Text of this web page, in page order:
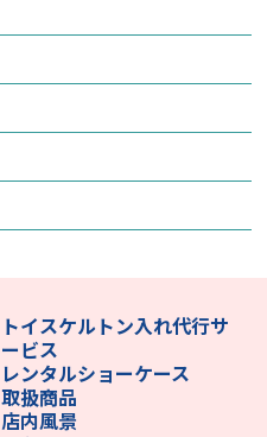
トイスケルトン入れ代行サ
ービス
レンタルショーケース
取扱商品
店内風景